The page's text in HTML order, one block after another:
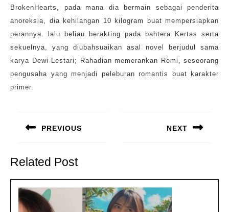
BrokenHearts, pada mana dia bermain sebagai penderita
anoreksia, dia kehilangan 10 kilogram buat mempersiapkan
perannya. lalu beliau berakting pada bahtera Kertas serta
sekuelnya, yang diubahsuaikan asal novel berjudul sama
karya Dewi Lestari; Rahadian memerankan Remi, seseorang
pengusaha yang menjadi peleburan romantis buat karakter
primer.
pos
PREVIOUS
post:
NEXT
Related Post